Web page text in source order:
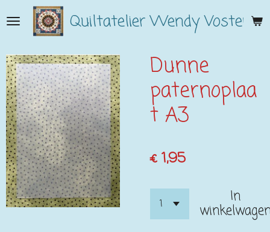
direct
de
hoofdinhoud
Quiltatelier Wendy Vosters
Dunne
paternoplaa
t A3
€ 1,95
In